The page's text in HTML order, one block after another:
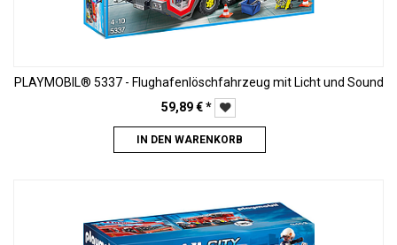
PLAYMOBIL® 5337 - Flughafenlöschfahrzeug mit Licht und Sound
59,89€*
IN DEN WARENKORB